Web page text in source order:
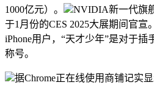
1000亿元）。
NVIDIA新一代旗
于1月份的CES 2025大展期间官宣
iPhone用户，“天才少年”是对于
称号。
据Chrome正在线使用商铺记实